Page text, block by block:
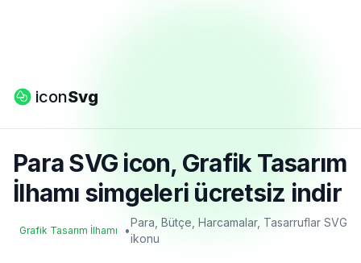
iconSvg
Para SVG icon, Grafik Tasarım
İlhamı simgeleri ücretsiz indir
Grafik Tasarım İlhamı •
Para, Bütçe, Harcamalar, Tasarruflar SVG
ikonu